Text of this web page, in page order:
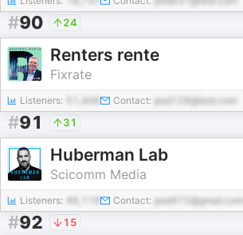
#90 24
Renters rente
Fixrate
Listeners: 51,406 Contact: pod128@test.com
#91 31
Huberman Lab
Scicomm Media
Listeners: 46,119 Contact: pod472@gmail.com
#92 15